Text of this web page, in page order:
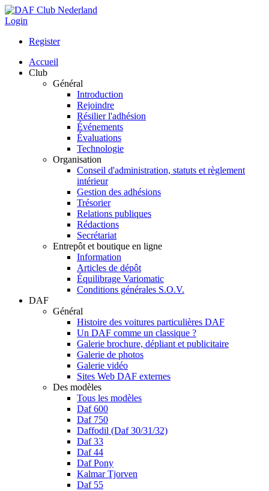
Login
Register
Accueil
Club
Général
Introduction
Rejoindre
Résilier l'adhésion
Événements
Évaluations
Technologie
Organisation
Conseil d'administration, statuts et règlement
intérieur
Gestion des adhésions
Trésorier
Relations publiques
Rédactions
Secrétariat
Entrepôt et boutique en ligne
Information
Articles de dépôt
Équilibrage Variomatic
Conditions générales S.O.V.
DAF
Général
Histoire des voitures particulières DAF
Un DAF comme un classique ?
Galerie brochure, dépliant et publicitaire
Galerie de photos
Galerie vidéo
Sites Web DAF externes
Des modèles
Tous les modèles
Daf 600
Daf 750
Daffodil (Daf 30/31/32)
Daf 33
Daf 44
Daf Pony
Kalmar Tjorven
Daf 55